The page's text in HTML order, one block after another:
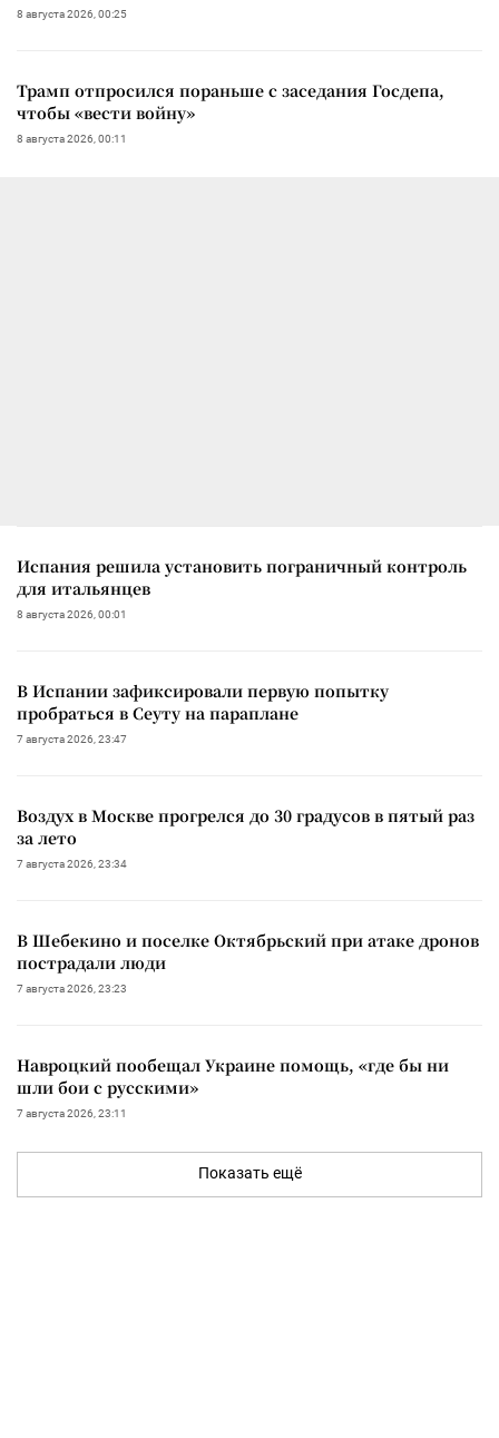
8 августа 2026, 00:25
Трамп отпросился пораньше с заседания Госдепа,
чтобы «вести войну»
8 августа 2026, 00:11
Испания решила установить пограничный контроль
для итальянцев
8 августа 2026, 00:01
В Испании зафиксировали первую попытку
пробраться в Сеуту на параплане
7 августа 2026, 23:47
Воздух в Москве прогрелся до 30 градусов в пятый раз
за лето
7 августа 2026, 23:34
В Шебекино и поселке Октябрьский при атаке дронов
пострадали люди
7 августа 2026, 23:23
Навроцкий пообещал Украине помощь, «где бы ни
шли бои с русскими»
7 августа 2026, 23:11
Показать ещё